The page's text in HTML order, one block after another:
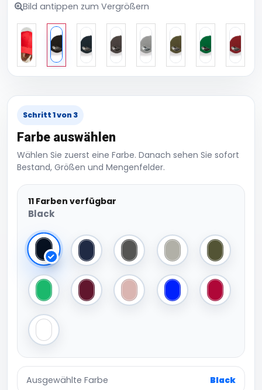
Bild antippen zum Vergrößern
Schritt 1 von 3
Farbe auswählen
Wählen Sie zuerst eine Farbe. Danach sehen Sie sofort
Bestand, Größen und Mengenfelder.
11 Farben verfügbar
Black
Black Navy Dark Grey Light Grey Olive
Green Burgundy Light Pink Royal Red
White
Ausgewählte Farbe Black